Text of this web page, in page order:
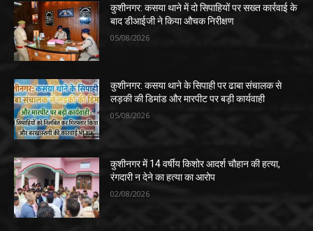
कुशीनगर: कसया थाने में दो सिपाहियों पर सख्त कार्रवाई के
बाद डीआईजी ने किया औचक निरीक्षण
05/08/2026
कुशीनगर: कसया थाने के सिपाही पर ढाबा संचालक से
लड़की की डिमांड और मारपीट पर बड़ी कार्यवाही
05/08/2026
कुशीनगर में 14 वर्षीय किशोर आदर्श चौहान की हत्या,
रंगदारी न देने का हत्या का आरोप
02/08/2026